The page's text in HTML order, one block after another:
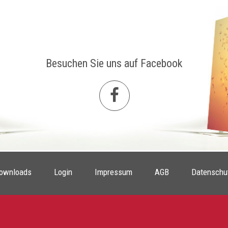
Besuchen Sie uns auf Facebook
Login Impressum AGB